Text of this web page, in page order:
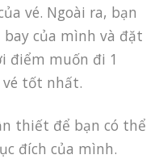
vé. Ngoài ra, bạn
bay của mình và đặt
điểm muốn đi 1
vé tốt nhất.
thiết để bạn có thể
đích của mình.